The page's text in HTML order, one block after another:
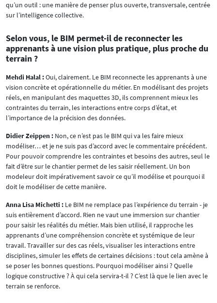
qu’un outil : une manière de penser plus ouverte, transversale, centrée
sur l’intelligence collective.
Selon vous, le BIM permet-il de reconnecter les
apprenants à une vision plus pratique, plus proche du
terrain ?
Mehdi Halal :Oui, clairement. Le BIM reconnecte les apprenants à une
vision concrète et opérationnelle du métier. En modélisant des projets
réels, en manipulant des maquettes 3D, ils comprennent mieux les
contraintes du terrain, les interactions entre corps d’état, et
l’importance de la précision des données.
Didier Zeippen : Non, ce n’est pas le BIM qui va les faire mieux
modéliser… et je ne suis pas d’accord avec le commentaire précédent.
Pour pouvoir comprendre les contraintes et besoins des autres, seul le
fait d’être sur le chantier permet de les saisir réellement. Un bon
modeleur doit impérativement savoir ce qu’il modélise et pourquoi il
doit le modéliser de cette manière.
Anna Lisa Michetti : Le BIM ne remplace pas l’expérience du terrain - je
suis entièrement d’accord. Rien ne vaut une immersion sur chantier
pour saisir les réalités du métier. Mais bien utilisé, il rapproche les
apprenants d’une compréhension concrète et systémique de leur
travail. Travailler sur des cas réels, visualiser les interactions entre
disciplines, simuler les effets de certaines décisions : tout cela amène à
se poser les bonnes questions. Pourquoi modéliser ainsi ? Quelle
logique constructive ? À qui cela servira-t-il ? C’est là que le lien avec le
terrain se renforce.